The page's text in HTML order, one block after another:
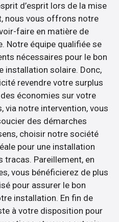
d’esprit lors de la mise
nous vous offrons notre
faire en matière de
Notre équipe qualifiée se
nécessaires pour le bon
installation solaire. Donc,
revendre votre surplus
économies sur votre
via notre intervention, vous
des démarches
choisir notre société
pour une installation
tracas. Pareillement, en
vous bénéficierez de plus
pour assurer le bon
installation. En fin de
à votre disposition pour